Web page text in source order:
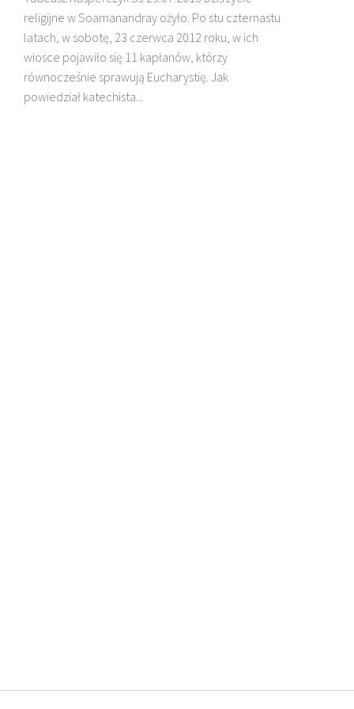
religijne w Soamanandray ożyło. Po stu czternastu
latach, w sobotę, 23 czerwca 2012 roku, w ich
wiosce pojawiło się 11 kapłanów, którzy
równocześnie sprawują Eucharystię. Jak
powiedział katechista...
DZIECI MADAGASKARU